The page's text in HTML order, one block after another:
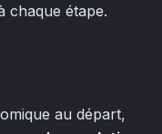
chaque étape.
au départ,